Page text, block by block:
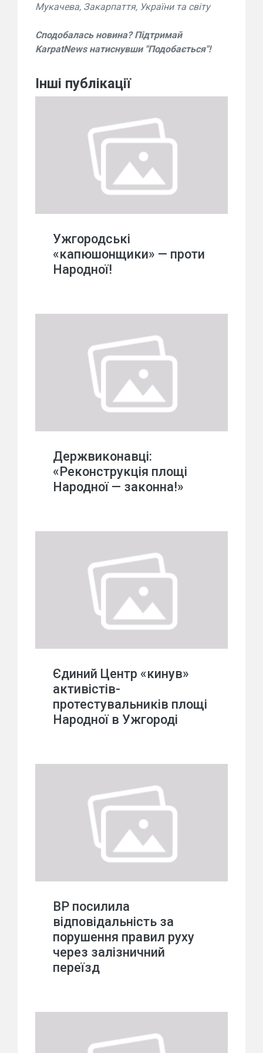
Мукачева, Закарпаття, України та світу
Сподобалась новина? Підтримай
KarpatNews натиснувши "Подобається"!
Інші публікації
Ужгородські
«капюшонщики» — проти
Народної!
Держвиконавці:
«Реконструкція площі
Народної — законна!»
Єдиний Центр «кинув»
активістів-
протестувальників площі
Народної в Ужгороді
ВР посилила
відповідальність за
порушення правил руху
через залізничний
переїзд